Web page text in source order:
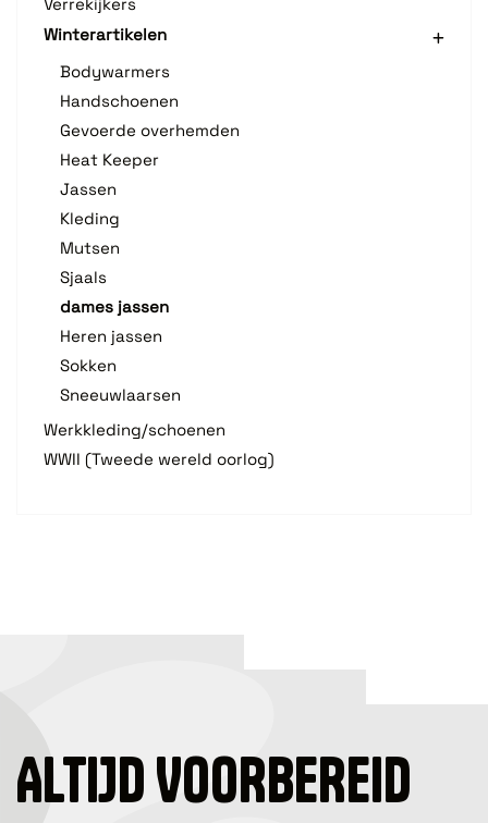
Winterartikelen
Bodywarmers
Handschoenen
Gevoerde overhemden
Heat Keeper
Jassen
Kleding
Mutsen
Sjaals
dames jassen
Heren jassen
Sokken
Sneeuwlaarsen
Werkkleding/schoenen
WWII (Tweede wereld oorlog)
ALTIJD VOORBEREID